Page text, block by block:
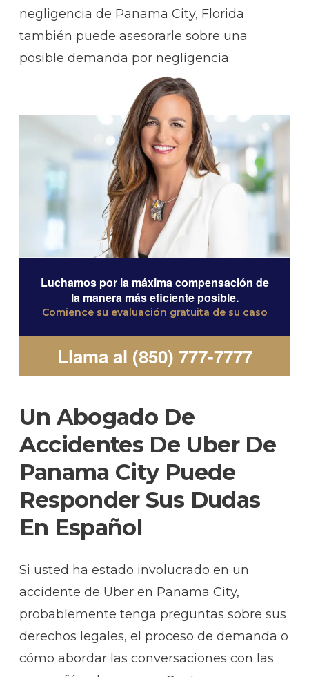
negligencia de Panama City, Florida
también puede asesorarle sobre una
posible demanda por negligencia.
Luchamos por la máxima compensación de
la manera más eficiente posible.
Comience su evaluación gratuita de su caso
Llama al (850) 777-7777
Un Abogado De
Accidentes De Uber De
Panama City Puede
Responder Sus Dudas
En Español
Si usted ha estado involucrado en un
accidente de Uber en Panama City,
probablemente tenga preguntas sobre sus
derechos legales, el proceso de demanda o
cómo abordar las conversaciones con las